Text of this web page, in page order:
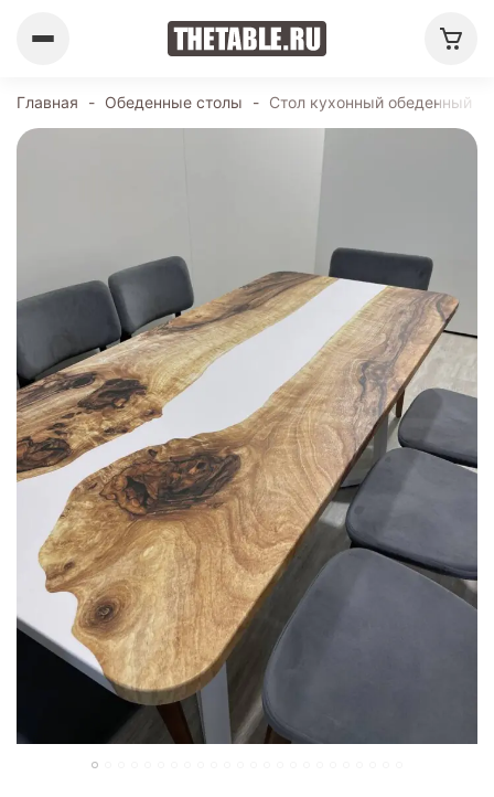
Главная - Обеденные столы - Стол кухонный обеденный